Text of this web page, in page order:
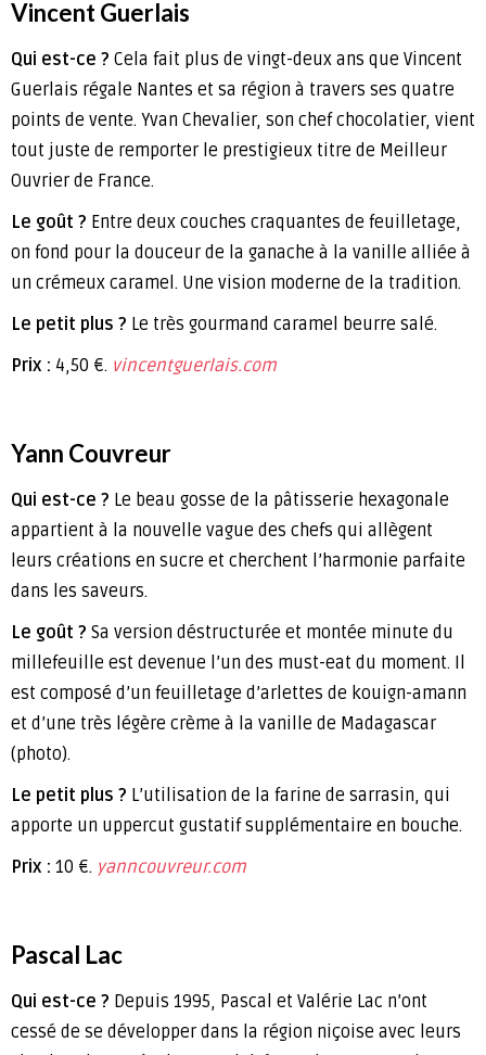
Vincent Guerlais
Qui est-ce ? Cela fait plus de vingt-deux ans que Vincent
Guerlais régale Nantes et sa région à travers ses quatre
points de vente. Yvan Chevalier, son chef chocolatier, vient
tout juste de remporter le prestigieux titre de Meilleur
Ouvrier de France.
Le goût ? Entre deux couches craquantes de feuilletage,
on fond pour la douceur de la ganache à la vanille alliée à
un crémeux caramel. Une vision moderne de la tradition.
Le petit plus ? Le très gourmand caramel beurre salé.
Prix : 4,50 €. vincentguerlais.com
Yann Couvreur
Qui est-ce ? Le beau gosse de la pâtisserie hexagonale
appartient à la nouvelle vague des chefs qui allègent
leurs créations en sucre et cherchent l’harmonie parfaite
dans les saveurs.
Le goût ? Sa version déstructurée et montée minute du
millefeuille est devenue l’un des must-eat du moment. Il
est composé d’un feuilletage d’arlettes de kouign-amann
et d’une très légère crème à la vanille de Madagascar
(photo).
Le petit plus ? L’utilisation de la farine de sarrasin, qui
apporte un uppercut gustatif supplémentaire en bouche.
Prix : 10 €. yanncouvreur.com
Pascal Lac
Qui est-ce ? Depuis 1995, Pascal et Valérie Lac n’ont
cessé de se développer dans la région niçoise avec leurs